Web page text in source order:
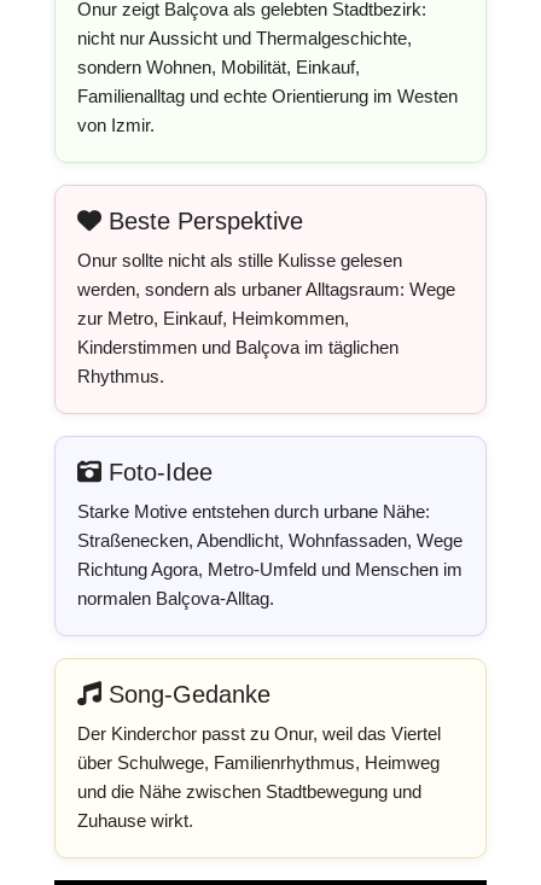
Onur zeigt Balçova als gelebten Stadtbezirk:
nicht nur Aussicht und Thermalgeschichte,
sondern Wohnen, Mobilität, Einkauf,
Familienalltag und echte Orientierung im Westen
von Izmir.
Beste Perspektive
Onur sollte nicht als stille Kulisse gelesen
werden, sondern als urbaner Alltagsraum: Wege
zur Metro, Einkauf, Heimkommen,
Kinderstimmen und Balçova im täglichen
Rhythmus.
Foto-Idee
Starke Motive entstehen durch urbane Nähe:
Straßenecken, Abendlicht, Wohnfassaden, Wege
Richtung Agora, Metro-Umfeld und Menschen im
normalen Balçova-Alltag.
Song-Gedanke
Der Kinderchor passt zu Onur, weil das Viertel
über Schulwege, Familienrhythmus, Heimweg
und die Nähe zwischen Stadtbewegung und
Zuhause wirkt.